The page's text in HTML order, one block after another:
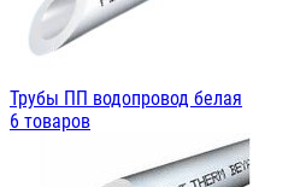
Трубы ПП водопровод белая
6 товаров